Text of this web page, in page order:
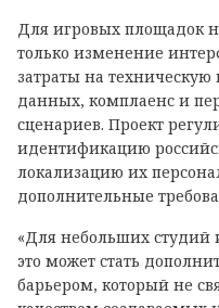
Для игровых площадок
только изменение
затраты на техническую
данных, комплаенс и
сценариев. Проект
идентификацию
локализацию их
дополнительные
«Для небольших студий
это может стать
барьером, который не